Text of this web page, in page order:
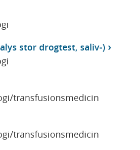
stor drogtest, saliv-)
transfusionsmedicin
transfusionsmedicin